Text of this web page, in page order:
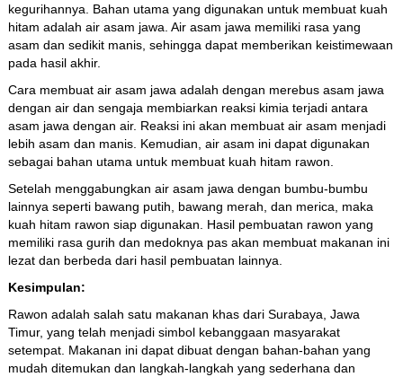
kegurihannya. Bahan utama yang digunakan untuk membuat kuah
hitam adalah air asam jawa. Air asam jawa memiliki rasa yang
asam dan sedikit manis, sehingga dapat memberikan keistimewaan
pada hasil akhir.
Cara membuat air asam jawa adalah dengan merebus asam jawa
dengan air dan sengaja membiarkan reaksi kimia terjadi antara
asam jawa dengan air. Reaksi ini akan membuat air asam menjadi
lebih asam dan manis. Kemudian, air asam ini dapat digunakan
sebagai bahan utama untuk membuat kuah hitam rawon.
Setelah menggabungkan air asam jawa dengan bumbu-bumbu
lainnya seperti bawang putih, bawang merah, dan merica, maka
kuah hitam rawon siap digunakan. Hasil pembuatan rawon yang
memiliki rasa gurih dan medoknya pas akan membuat makanan ini
lezat dan berbeda dari hasil pembuatan lainnya.
Kesimpulan:
Rawon adalah salah satu makanan khas dari Surabaya, Jawa
Timur, yang telah menjadi simbol kebanggaan masyarakat
setempat. Makanan ini dapat dibuat dengan bahan-bahan yang
mudah ditemukan dan langkah-langkah yang sederhana dan